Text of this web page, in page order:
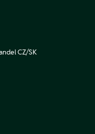
CZ/SK